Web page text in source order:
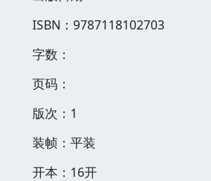
ISBN：9787118102703
字数：
页码：
版次：1
装帧：平装
开本：16开